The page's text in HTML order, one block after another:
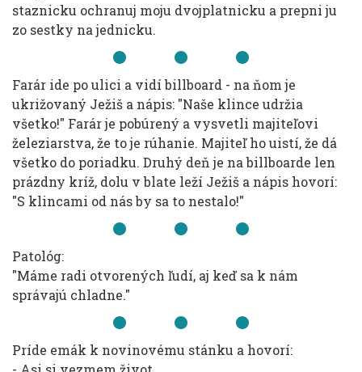
staznicku ochranuj moju dvojplatnicku a prepni ju
zo sestky na jednicku.
Farár ide po ulici a vidí billboard - na ňom je
ukrižovaný Ježiš a nápis: "Naše klince udržia
všetko!" Farár je pobúrený a vysvetli majiteľovi
železiarstva, že to je rúhanie. Majiteľ ho uistí, že dá
všetko do poriadku. Druhý deň je na billboarde len
prázdny kríž, dolu v blate leží Ježiš a nápis hovorí:
"S klincami od nás by sa to nestalo!"
Patológ:
"Máme radi otvorených ľudí, aj keď sa k nám
správajú chladne."
Príde emák k novinovému stánku a hovorí: